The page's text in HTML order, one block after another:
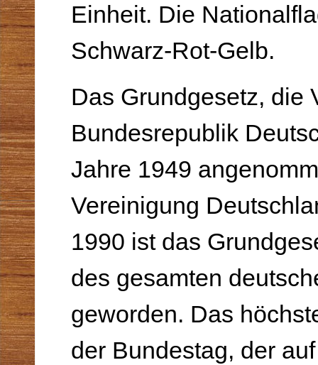
Einheit. Die
Schwarz-Rot-Gelb.
Das Grundgesetz, die
Bundesrepublik
Jahre 1949
Vereinigung
1990 ist das
des gesamten
geworden. Das
der Bundestag, der